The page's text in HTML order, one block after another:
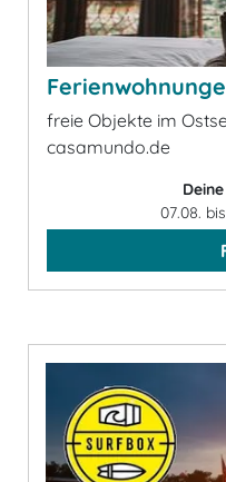
freie Objekte im
casamundo.de
07.08.